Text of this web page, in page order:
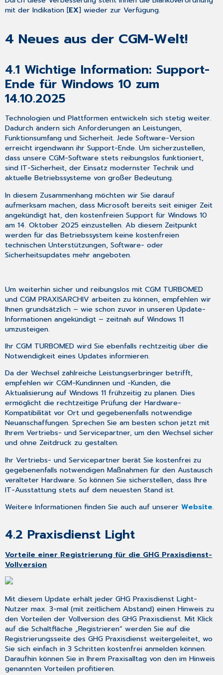
mit der Indikation [EX] wieder zur Verfügung.
4 Neues aus der CGM-Welt!
4.1 Wichtige Information: Support-
Ende für Windows 10 zum
14.10.2025
Technologien und Plattformen entwickeln sich stetig weiter.
Dadurch ändern sich Anforderungen an Leistungen,
Funktionsumfang und Sicherheit. Jede Software-Version
erreicht irgendwann ihr Support-Ende. Um sicherzustellen,
dass unsere CGM-Software stets reibungslos funktioniert,
sind IT-Sicherheit, der Einsatz modernster Technik und
aktuelle Betriebssysteme von großer Bedeutung.
In diesem Zusammenhang möchten wir Sie darauf
aufmerksam machen, dass Microsoft bereits seit einiger Zeit
angekündigt hat, den kostenfreien Support für Windows 10
am 14. Oktober 2025 einzustellen. Ab diesem Zeitpunkt
werden für das Betriebssystem keine kostenfreien
technischen Unterstützungen, Software- oder
Sicherheitsupdates mehr angeboten.
Um weiterhin sicher und reibungslos mit CGM TURBOMED
und CGM PRAXISARCHIV arbeiten zu können, empfehlen wir
Ihnen grundsätzlich – wie schon zuvor in unseren Update-
Informationen angekündigt – zeitnah auf Windows 11
umzusteigen.
Ihr CGM TURBOMED wird Sie ebenfalls rechtzeitig über die
Notwendigkeit eines Updates informieren.
Da der Wechsel zahlreiche Leistungserbringer betrifft,
empfehlen wir CGM-Kundinnen und -Kunden, die
Aktualisierung auf Windows 11 frühzeitig zu planen. Dies
ermöglicht die rechtzeitige Prüfung der Hardware-
Kompatibilität vor Ort und gegebenenfalls notwendige
Neuanschaffungen. Sprechen Sie am besten schon jetzt mit
Ihrem Vertriebs- und Servicepartner, um den Wechsel sicher
und ohne Zeitdruck zu gestalten.
Ihr Vertriebs- und Servicepartner berät Sie kostenfrei zu
gegebenenfalls notwendigen Maßnahmen für den Austausch
veralteter Hardware. So können Sie sicherstellen, dass Ihre
IT-Ausstattung stets auf dem neuesten Stand ist.
Weitere Informationen finden Sie auch auf unsererWebsite.
4.2 Praxisdienst Light
Vorteile einer Registrierung für die GHG Praxisdienst-
Vollversion
Mit diesem Update erhält jeder GHG Praxisdienst Light-
Nutzer max. 3-mal (mit zeitlichem Abstand) einen Hinweis zu
den Vorteilen der Vollversion des GHG Praxisdienst. Mit Klick
auf die Schaltfläche „Registrieren“ werden Sie auf die
Registrierungsseite des GHG Praxisdienst weitergeleitet, wo
Sie sich einfach in 3 Schritten kostenfrei anmelden können.
Daraufhin können Sie in Ihrem Praxisalltag von den im Hinweis
genannten Vorteilen profitieren.